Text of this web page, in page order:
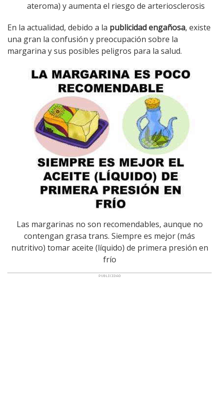
ateroma) y aumenta el riesgo de arteriosclerosis
En la actualidad, debido a la publicidad engañosa, existe
una gran la confusión y preocupación sobre la
margarina y sus posibles peligros para la salud.
Las margarinas no son recomendables, aunque no
contengan grasa trans. Siempre es mejor (más
nutritivo) tomar aceite (líquido) de primera presión en
frío